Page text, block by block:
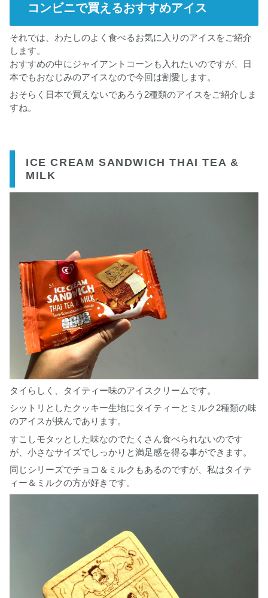
コンビニで買えるおすすめアイス
それでは、わたしのよく食べるお気に入りのアイスをご紹介
します。
おすすめの中にジャイアントコーンも入れたいのですが、日
本でもおなじみのアイスなので今回は割愛します。
おそらく日本で買えないであろう2種類のアイスをご紹介しま
すね。
ICE CREAM SANDWICH THAI TEA &
MILK
タイらしく、タイティー味のアイスクリームです。
シットリとしたクッキー生地にタイティーとミルク2種類の味
のアイスが挟んであります。
すこしモタッとした味なのでたくさん食べられないのです
が、小さなサイズでしっかりと満足感を得る事ができます。
同じシリーズでチョコ＆ミルクもあるのですが、私はタイテ
ィー＆ミルクの方が好きです。